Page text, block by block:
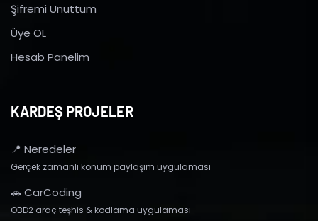
Şifremi Unuttum
Üye OL
Hesab Panelim
KARDEŞ PROJELER
📍 Neredeler
Gerçek zamanlı konum paylaşım uygulaması
🚗 CarCoding
OBD2 araç teşhis & kodlama uygulaması